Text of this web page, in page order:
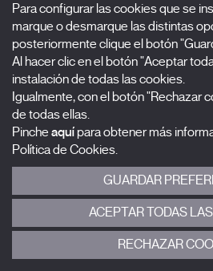
Nombre
Apellidos
Correo electrónico
Selecciona una categoría
0 listas seleccionadas
Acepto términos, condiciones y
Para configurar las cookies que se
marque o desmarque las distintas
posteriormente clique el botón
Al hacer clic en el botón "Aceptar
instalación de todas las cookies.
Igualmente, con el botón "Rechazar
de todas ellas.
Pinche aquí para obtener más
Política de Cookies.
GUARDAR
ACEPTAR TODAS
RECHAZAR